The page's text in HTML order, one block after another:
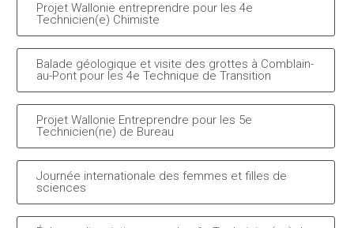
Projet Wallonie entreprendre pour les 4e
Technicien(e) Chimiste
Balade géologique et visite des grottes à Comblain-
au-Pont pour les 4e Technique de Transition
Projet Wallonie Entreprendre pour les 5e
Technicien(ne) de Bureau
Journée internationale des femmes et filles de
sciences